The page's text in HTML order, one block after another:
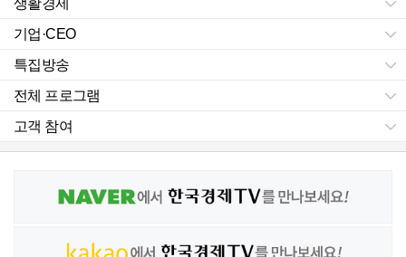
생활경제
기업·CEO
특집방송
전체 프로그램
고객 참여